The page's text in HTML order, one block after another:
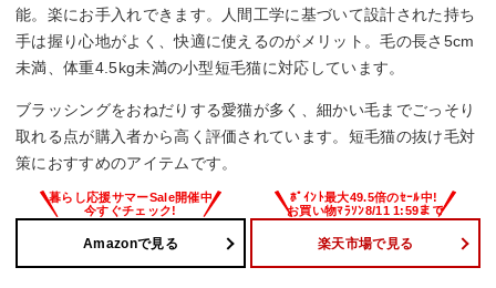
能。楽にお手入れできます。人間工学に基づいて設計された持ち
手は握り心地がよく、快適に使えるのがメリット。毛の長さ5cm
未満、体重4.5kg未満の小型短毛猫に対応しています。
ブラッシングをおねだりする愛猫が多く、細かい毛までごっそり
取れる点が購入者から高く評価されています。短毛猫の抜け毛対
策におすすめのアイテムです。
Amazonで見る 楽天市場で見る